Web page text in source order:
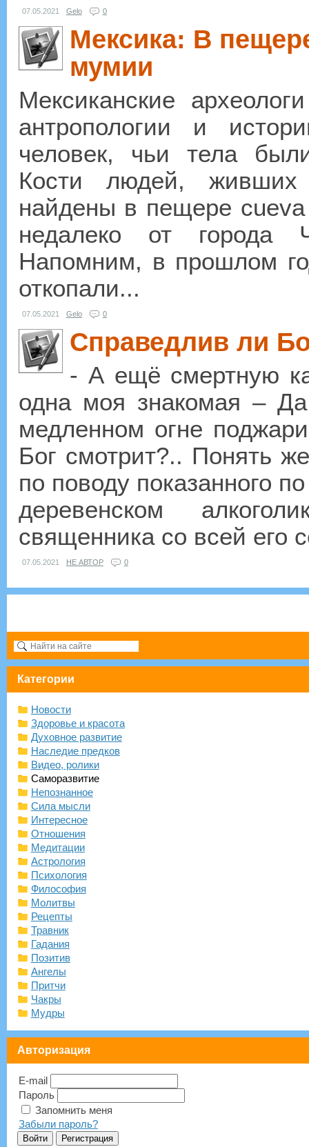
07.05.2021 Gelo 0
Мексика: В
мумии
Мексиканские
антропологии и
человек, чьи тела
Кости людей,
найдены в пещере
недалеко от города
Напомним, в прошлом
откопали...
07.05.2021 Gelo 0
Справедлив ли
- А ещё смертную
одна моя знакомая –
медленном огне
Бог смотрит?.. Понять
по поводу показанного
деревенском
священника со всей его
07.05.2021 НЕ АВТОР 0
Категории
Новости
Здоровье и красота
Духовное развитие
Наследие предков
Видео, ролики
Саморазвитие
Непознанное
Сила мысли
Интересное
Отношения
Медитации
Астрология
Психология
Философия
Молитвы
Рецепты
Травник
Гадания
Позитив
Ангелы
Притчи
Чакры
Мудры
Авторизация
E-mail
Пароль
Запомнить меня
Забыли пароль?